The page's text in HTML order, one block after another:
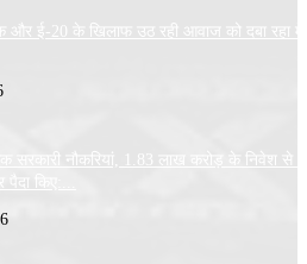
और ई-20 के खिलाफ उठ रही आवाज को दबा रहा
सरकारी नौकरियां, 1.83 लाख करोड़ के निवेश से
किए:...